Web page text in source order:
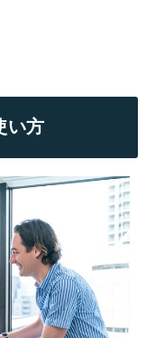
い方